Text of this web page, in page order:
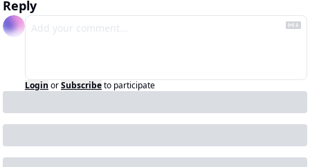
Reply
Login orSubscribeto participate